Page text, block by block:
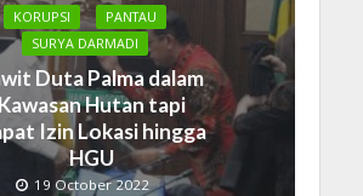
KORUPSI
PANTAU
SURYA DARMADI
Duta Palma dalam
Kawasan Hutan tapi
Izin Lokasi hingga
HGU
19 October 2022